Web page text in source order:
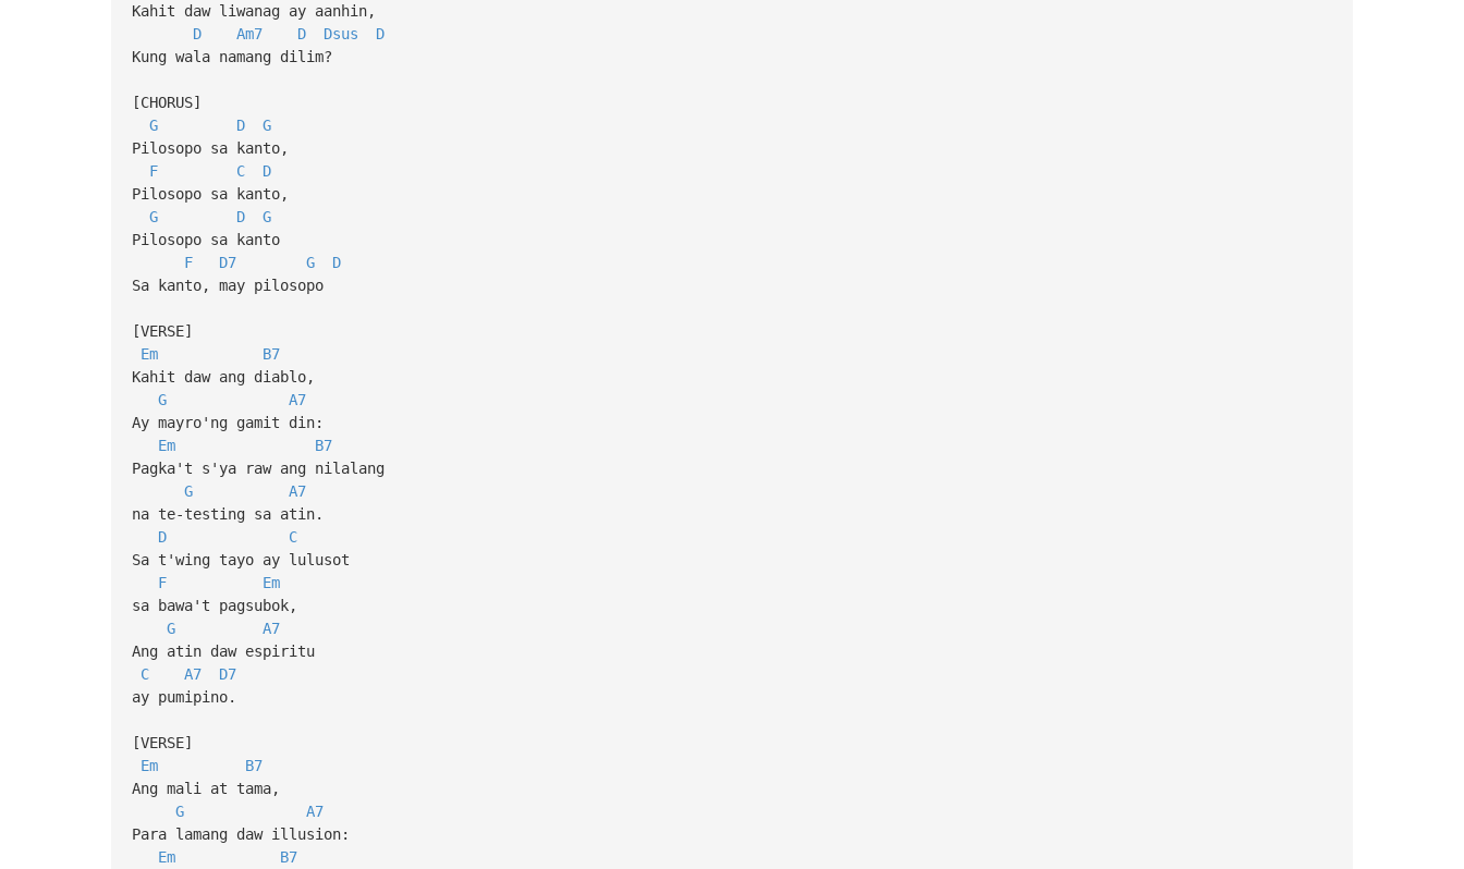
Kahit daw liwanag ay aanhin,
D
Am7 D Dsus
D
Kung wala namang dilim?
[CHORUS]
G
D
G
Pilosopo sa kanto,
F
C
D
Pilosopo sa kanto,
G
D
G
Pilosopo sa kanto
F
D7 G
D
Sa kanto, may pilosopo
[VERSE]
Em
B7
Kahit daw ang diablo,
G
A7
Ay mayro'ng gamit din:
Em
B7
Pagka't s'ya raw ang nilalang
G
A7
na te-testing sa atin.
D
C
Sa t'wing tayo ay lulusot
F
Em
sa bawa't pagsubok,
G
A7
Ang atin daw espiritu
C
A7
D7
ay pumipino.
[VERSE]
Em
B7
Ang mali at tama,
G
A7
Para lamang daw illusion:
Em
B7